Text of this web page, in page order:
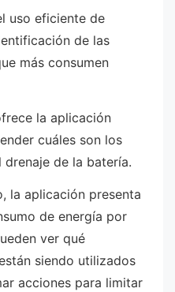
uso eficiente de
de las
más consumen
la aplicación
cuáles son los
drenaje de la batería.
la aplicación presenta
de energía por
ver qué
siendo utilizados
acciones para limitar